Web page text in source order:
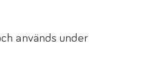
används under